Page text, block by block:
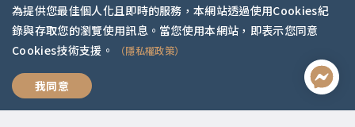
我們，好好愛
聯絡資訊
啟點文化(統一編號:54296775)
02-2292-2086
service@koob.com.tw
為提供您最佳個人化且即時的服務，本網站透過使用Cookies紀
錄與存取您的瀏覽使用訊息。當您使用本網站，即表示您同意
Cookies技術支援。
（隱私權政策）
我同意